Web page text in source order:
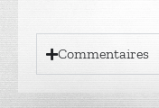
Commentaires